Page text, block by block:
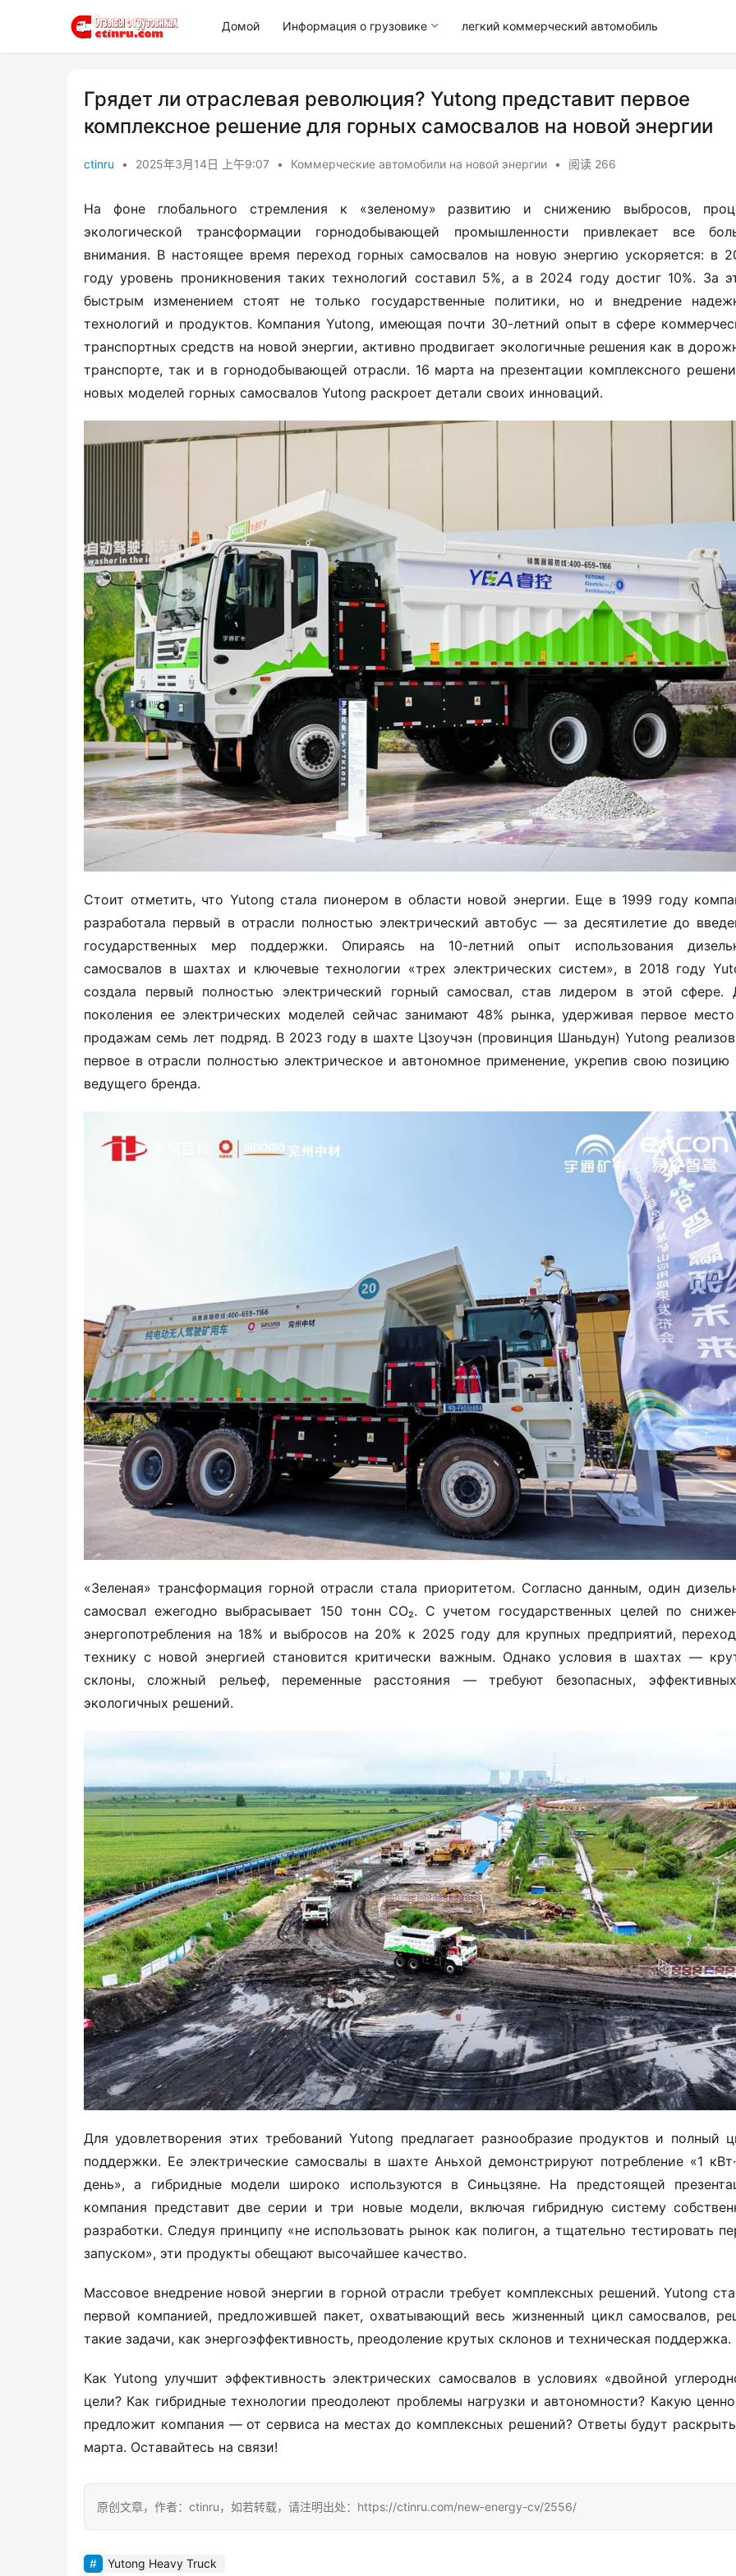
Домой Информация о грузовике легкий коммерческий автомобиль
Грядет ли отраслевая революция? Yutong представит первое
комплексное решение для горных самосвалов на новой энергии
ctinru • 2025年3月14日 上午9:07 • Коммерческие автомобили на новой энергии • 阅读 266
На фоне глобального стремления к «зеленому» развитию и снижению выбросов,
экологической трансформации горнодобывающей промышленности привлекает все
внимания. В настоящее время переход горных самосвалов на новую энергию ускоряется: в
году уровень проникновения таких технологий составил 5%, а в 2024 году достиг 10%. За
быстрым изменением стоят не только государственные политики, но и внедрение
технологий и продуктов. Компания Yutong, имеющая почти 30-летний опыт в сфере
транспортных средств на новой энергии, активно продвигает экологичные решения как в
транспорте, так и в горнодобывающей отрасли. 16 марта на презентации комплексного
новых моделей горных самосвалов Yutong раскроет детали своих инноваций.
Стоит отметить, что Yutong стала пионером в области новой энергии. Еще в 1999 году
разработала первый в отрасли полностью электрический автобус — за десятилетие до
государственных мер поддержки. Опираясь на 10-летний опыт использования
самосвалов в шахтах и ключевые технологии «трех электрических систем», в 2018 году
создала первый полностью электрический горный самосвал, став лидером в этой сфере.
поколения ее электрических моделей сейчас занимают 48% рынка, удерживая первое
продажам семь лет подряд. В 2023 году в шахте Цзоучэн (провинция Шаньдун) Yutong
первое в отрасли полностью электрическое и автономное применение, укрепив свою позицию
ведущего бренда.
«Зеленая» трансформация горной отрасли стала приоритетом. Согласно данным, один
самосвал ежегодно выбрасывает 150 тонн CO₂. С учетом государственных целей по
энергопотребления на 18% и выбросов на 20% к 2025 году для крупных предприятий,
технику с новой энергией становится критически важным. Однако условия в шахтах —
склоны, сложный рельеф, переменные расстояния — требуют безопасных,
экологичных решений.
Для удовлетворения этих требований Yutong предлагает разнообразие продуктов и полный
поддержки. Ее электрические самосвалы в шахте Аньхой демонстрируют потребление «1
день», а гибридные модели широко используются в Синьцзяне. На предстоящей
компания представит две серии и три новые модели, включая гибридную систему
разработки. Следуя принципу «не использовать рынок как полигон, а тщательно тестировать
запуском», эти продукты обещают высочайшее качество.
Массовое внедрение новой энергии в горной отрасли требует комплексных решений. Yutong
первой компанией, предложившей пакет, охватывающий весь жизненный цикл самосвалов,
такие задачи, как энергоэффективность, преодоление крутых склонов и техническая поддержка.
Как Yutong улучшит эффективность электрических самосвалов в условиях «двойной
цели? Как гибридные технологии преодолеют проблемы нагрузки и автономности? Какую
предложит компания — от сервиса на местах до комплексных решений? Ответы будут
марта. Оставайтесь на связи!
原创文章，作者：ctinru，如若转载，请注明出处：https://ctinru.com/new-energy-cv/2556/
Yutong Heavy Truck